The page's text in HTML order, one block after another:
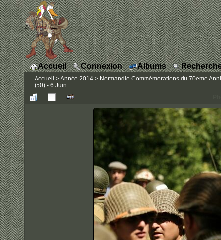
Accueil Connexion Albums
Accueil >Année 2014 > Normandie Commémorations du 70eme
(50) - 6 Juin